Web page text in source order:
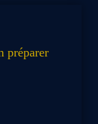
préparer